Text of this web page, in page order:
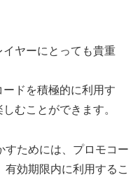
ヤーにとっても貴重
ドを積極的に利用す
むことができます。
すためには、プロモコー
有効期限内に利用するこ